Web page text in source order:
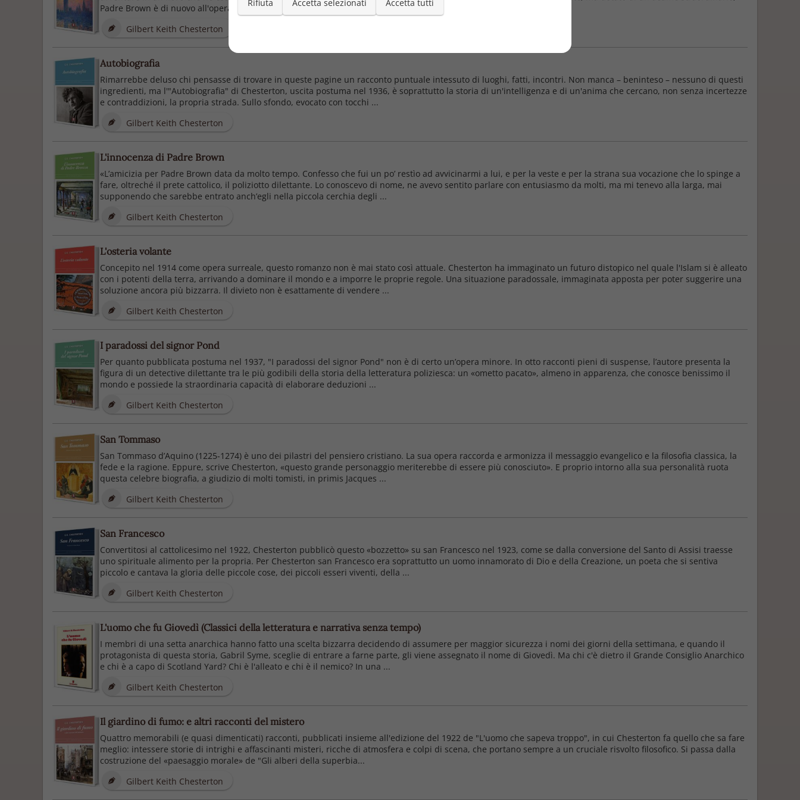
Padre Brown è di nuovo all'opera in un appassionante lavoro di analisi e ...
Gilbert Keith Chesterton
Autobiografia
Rimarrebbe deluso chi pensasse di trovare in queste pagine un racconto puntuale intessuto di luoghi, fatti, incontri. Non manca – beninteso – nessuno di questi
ingredienti, ma l'"Autobiografia" di Chesterton, uscita postuma nel 1936, è soprattutto la storia di un'intelligenza e di un'anima che cercano, non senza incertezze
e contraddizioni, la propria strada. Sullo sfondo, evocato con tocchi ...
Gilbert Keith Chesterton
L'innocenza di Padre Brown
«L’amicizia per Padre Brown data da molto tempo. Confesso che fui un po’ restìo ad avvicinarmi a lui, e per la veste e per la strana sua vocazione che lo spinge a
fare, oltreché il prete cattolico, il poliziotto dilettante. Lo conoscevo di nome, ne avevo sentito parlare con entusiasmo da molti, ma mi tenevo alla larga, mai
supponendo che sarebbe entrato anch’egli nella piccola cerchia degli ...
Gilbert Keith Chesterton
L'osteria volante
Concepito nel 1914 come opera surreale, questo romanzo non è mai stato così attuale. Chesterton ha immaginato un futuro distopico nel quale l'Islam si è alleato
con i potenti della terra, arrivando a dominare il mondo e a imporre le proprie regole. Una situazione paradossale, immaginata apposta per poter suggerire una
soluzione ancora più bizzarra. Il divieto non è esattamente di vendere ...
Gilbert Keith Chesterton
I paradossi del signor Pond
Per quanto pubblicata postuma nel 1937, "I paradossi del signor Pond" non è di certo un’opera minore. In otto racconti pieni di suspense, l’autore presenta la
figura di un detective dilettante tra le più godibili della storia della letteratura poliziesca: un «ometto pacato», almeno in apparenza, che conosce benissimo il
mondo e possiede la straordinaria capacità di elaborare deduzioni ...
Gilbert Keith Chesterton
San Tommaso
San Tommaso d’Aquino (1225-1274) è uno dei pilastri del pensiero cristiano. La sua opera raccorda e armonizza il messaggio evangelico e la filosofia classica, la
fede e la ragione. Eppure, scrive Chesterton, «questo grande personaggio meriterebbe di essere più conosciuto». E proprio intorno alla sua personalità ruota
questa celebre biografia, a giudizio di molti tomisti, in primis Jacques ...
Gilbert Keith Chesterton
San Francesco
Convertitosi al cattolicesimo nel 1922, Chesterton pubblicò questo «bozzetto» su san Francesco nel 1923, come se dalla conversione del Santo di Assisi traesse
uno spirituale alimento per la propria. Per Chesterton san Francesco era soprattutto un uomo innamorato di Dio e della Creazione, un poeta che si sentiva
piccolo e cantava la gloria delle piccole cose, dei piccoli esseri viventi, della ...
Gilbert Keith Chesterton
L'uomo che fu Giovedì (Classici della letteratura e narrativa senza tempo)
I membri di una setta anarchica hanno fatto una scelta bizzarra decidendo di assumere per maggior sicurezza i nomi dei giorni della settimana, e quando il
protagonista di questa storia, Gabril Syme, sceglie di entrare a farne parte, gli viene assegnato il nome di Giovedì. Ma chi c'è dietro il Grande Consiglio Anarchico
e chi è a capo di Scotland Yard? Chi è l'alleato e chi è il nemico? In una ...
Gilbert Keith Chesterton
Il giardino di fumo: e altri racconti del mistero
Quattro memorabili (e quasi dimenticati) racconti, pubblicati insieme all'edizione del 1922 de "L'uomo che sapeva troppo", in cui Chesterton fa quello che sa fare
meglio: intessere storie di intrighi e affascinanti misteri, ricche di atmosfera e colpi di scena, che portano sempre a un cruciale risvolto filosofico. Si passa dalla
costruzione del «paesaggio morale» de "Gli alberi della superbia...
Gilbert Keith Chesterton
Rifiuta Accetta selezionati Accetta tutti